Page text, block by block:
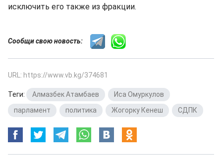
исключить его также из фракции.
Сообщи свою новость:
URL: https://www.vb.kg/374681
Теги: Алмазбек Атамбаев Иса Омуркулов
парламент
политика Жогорку Кенеш СДПК